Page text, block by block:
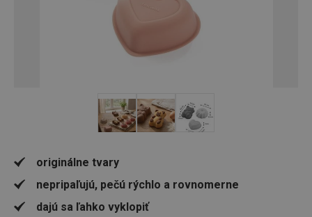
originálne tvary
nepripaľujú, pečú rýchlo a rovnomerne
dajú sa ľahko vyklopiť